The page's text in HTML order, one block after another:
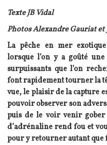
Texte JB Vidal
Photos Alexandre Gauriat et
La pêche en mer
lorsque l’on y a goûté
surpuissants que l’on
font rapidement tourner la
vue, le plaisir de la capture
pouvoir observer son
puis de le voir venir gober
d’adrénaline rend fou et
pour y retourner autant que